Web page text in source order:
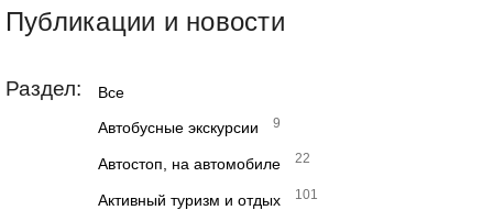
Публикации и новости
Раздел: Все
Автобусные экскурсии 9
Автостоп, на автомобиле 22
Активный туризм и отдых 101